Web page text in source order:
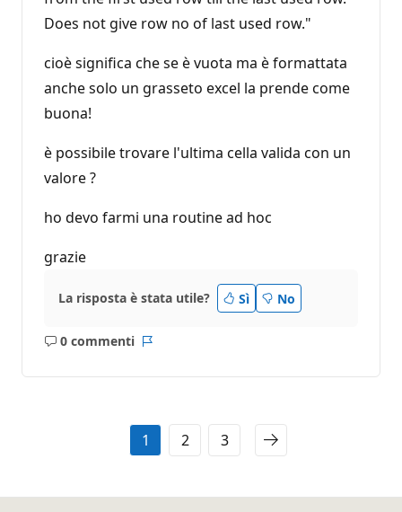
Does not give row no of last used row."
cioè significa che se è vuota ma è formattata
anche solo un grasseto excel la prende come
buona!
è possibile trovare l'ultima cella valida con un
valore ?
ho devo farmi una routine ad hoc
grazie
La risposta è stata utile? Sì No
0 commenti
Nessun
1 2 3